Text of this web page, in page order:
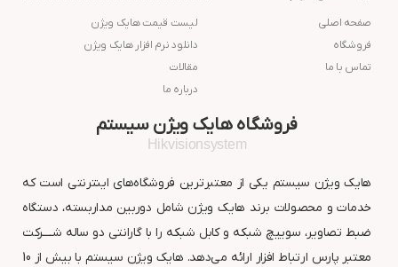
گارانتی : 24 ماه شرکت پارس ارتباط
افزار
صفحه اصلی
فروشگاه
تماس با ما
لیست قیمت هایک ویژن
دانلود نرم افزار هایک ویژن
مقالات
درباره ما
فروشگاه هایک ویژن سیستم
Hikvisionsystem
هایک ویژن سیستم یکی از معتبرترین فروشگاه‌های اینترنتی است که
خدمات و محصولات برند هایک ویژن شامل دوربین مداربسته، دستگاه
ضبط تصاویر، سوییچ شبکه و کابل شبکه را با گارانتی دو ساله شــــرکت
معتبر پارس ارتباط افزار ارائه می‌دهد. هایک ویژن سیستم با بیش از 10